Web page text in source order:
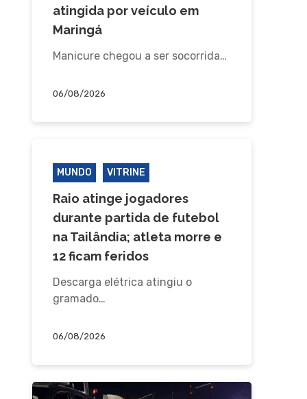
atingida por veículo em
Maringá
Manicure chegou a ser socorrida…
06/08/2026
MUNDO VITRINE
Raio atinge jogadores
durante partida de futebol
na Tailândia; atleta morre e
12 ficam feridos
Descarga elétrica atingiu o
gramado…
06/08/2026